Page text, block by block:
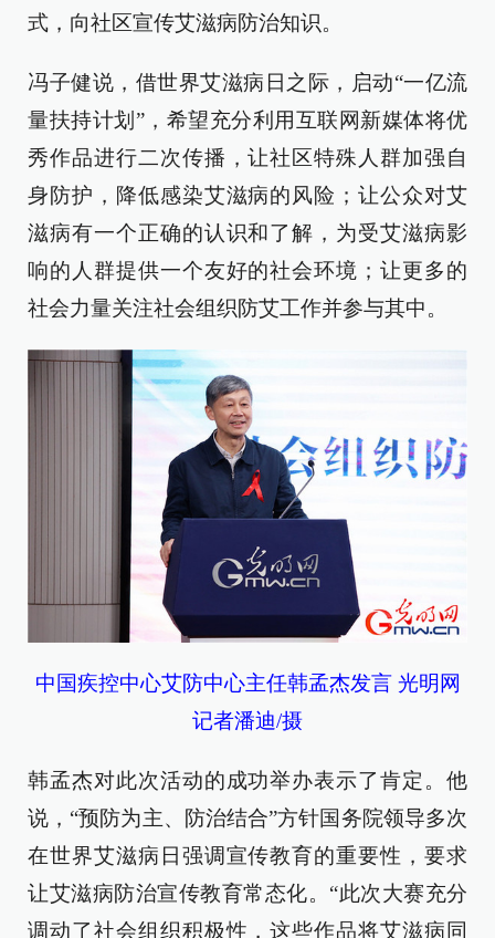
式，向社区宣传艾滋病防治知识。
冯子健说，借世界艾滋病日之际，启动“一亿流
量扶持计划”，希望充分利用互联网新媒体将优
秀作品进行二次传播，让社区特殊人群加强自
身防护，降低感染艾滋病的风险；让公众对艾
滋病有一个正确的认识和了解，为受艾滋病影
响的人群提供一个友好的社会环境；让更多的
社会力量关注社会组织防艾工作并参与其中。
中国疾控中心艾防中心主任韩孟杰发言 光明网
记者潘迪/摄
韩孟杰对此次活动的成功举办表示了肯定。他
说，“预防为主、防治结合”方针国务院领导多次
在世界艾滋病日强调宣传教育的重要性，要求
让艾滋病防治宣传教育常态化。“此次大赛充分
调动了社会组织积极性，这些作品将艾滋病同